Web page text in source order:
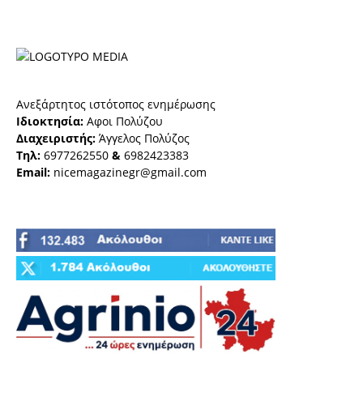
Ανεξάρτητος ιστότοπος ενημέρωσης
Ιδιοκτησία: Αφοι Πολύζου
Διαχειριστής: Άγγελος Πολύζος
Τηλ: 6977262550 & 6982423383
Email: nicemagazinegr@gmail.com